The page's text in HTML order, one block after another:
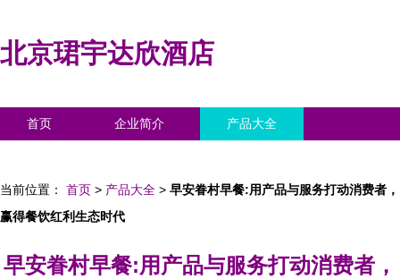
北京珺宇达欣酒店
首页 企业简介 产品大全
当前位置： 首页 > 产品大全 > 早安眷村早餐:用产品与服务打动消费者，
赢得餐饮红利生态时代
早安眷村早餐:用产品与服务打动消费者，